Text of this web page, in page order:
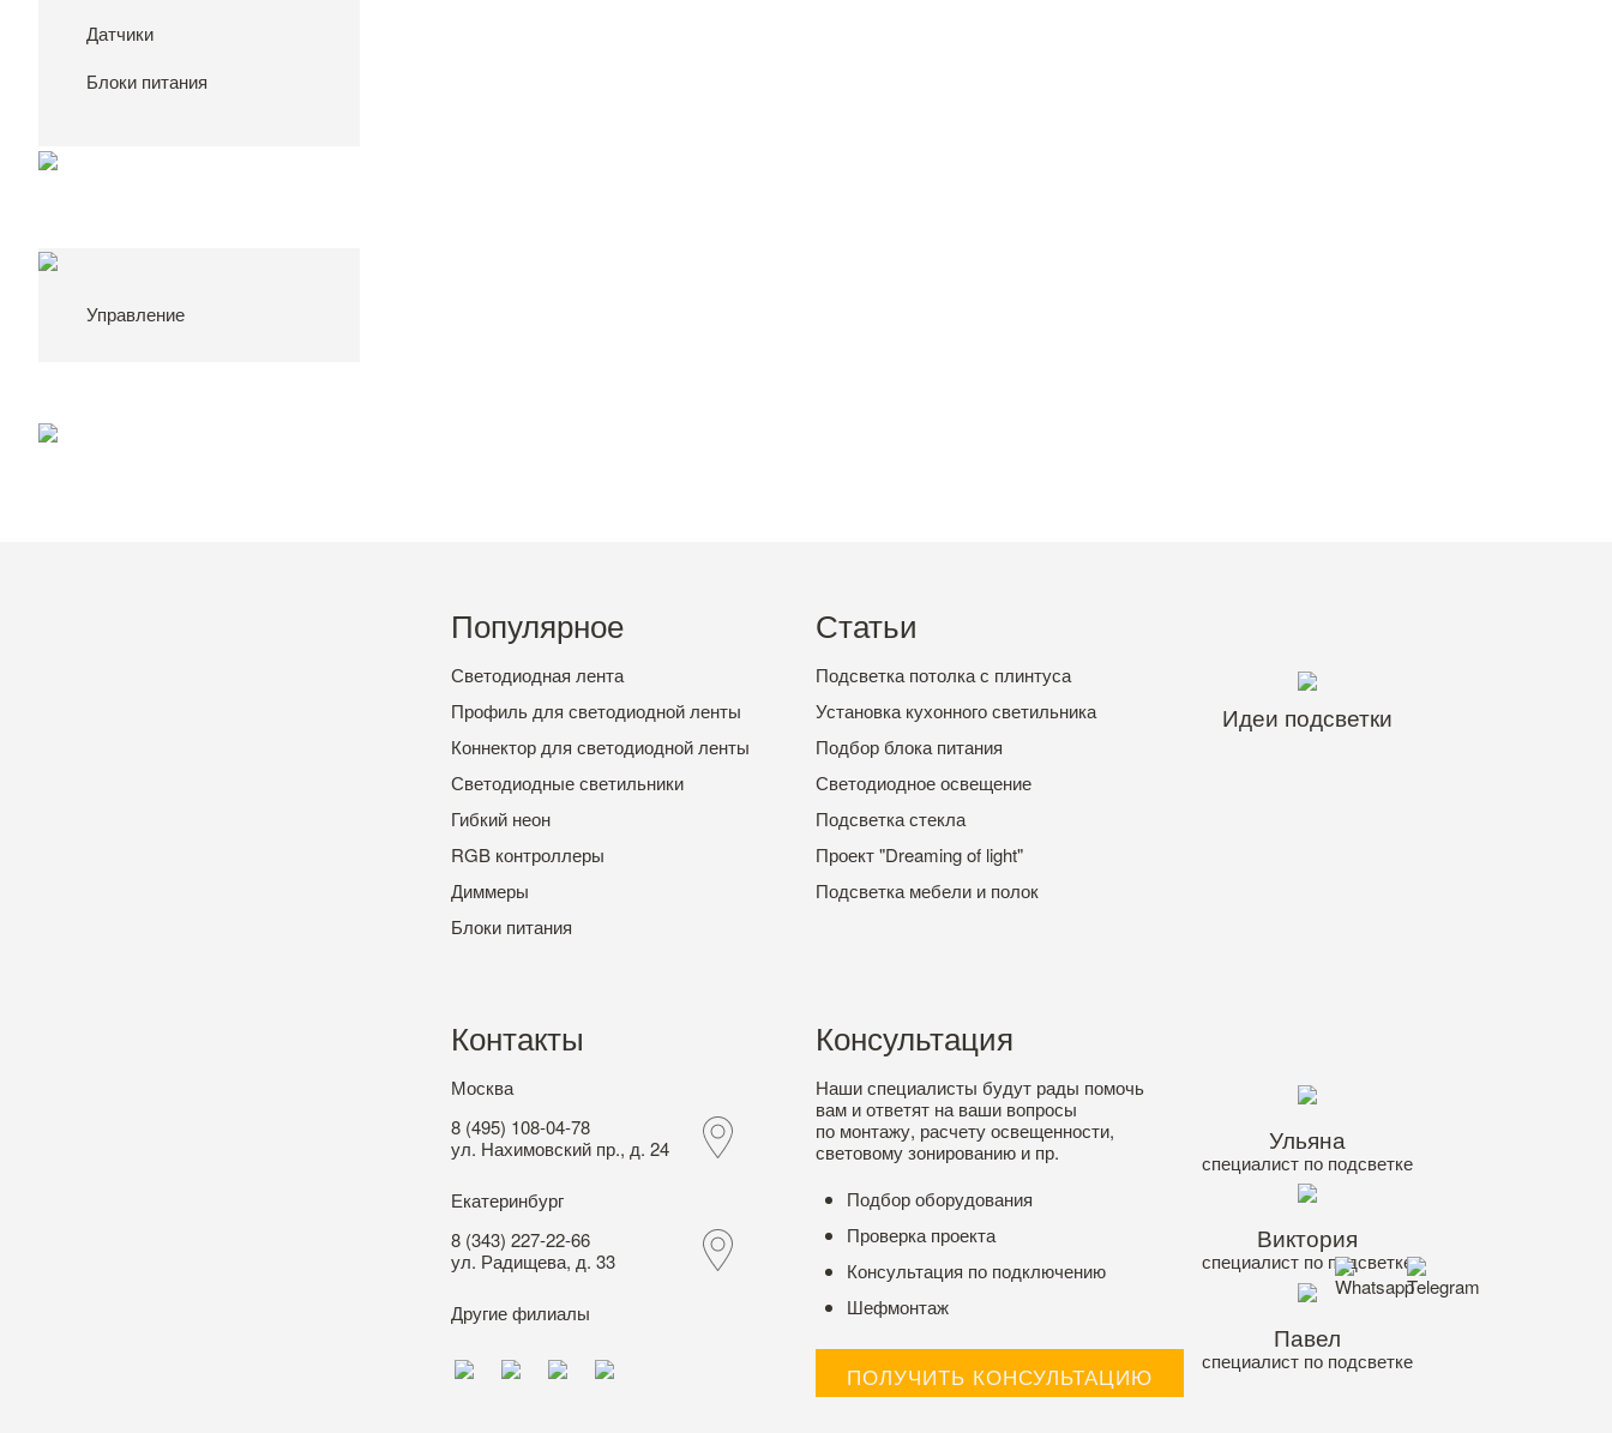
Датчики
Блоки питания
Управление
Популярное
Светодиодная лента
Профиль для светодиодной ленты
Коннектор для светодиодной ленты
Светодиодные светильники
Гибкий неон
RGB контроллеры
Диммеры
Блоки питания
Статьи
Подсветка потолка с плинтуса
Установка кухонного светильника
Подбор блока питания
Светодиодное освещение
Подсветка стекла
Проект "Dreaming of light"
Подсветка мебели и полок
Идеи подсветки
Контакты
Москва
8 (495) 108-04-78
ул. Нахимовский пр., д. 24
Екатеринбург
8 (343) 227-22-66
ул. Радищева, д. 33
Другие филиалы
Консультация
Наши специалисты будут рады помочь
вам и ответят на ваши вопросы
по монтажу, расчету освещенности,
световому зонированию и пр.
Подбор оборудования
Проверка проекта
Консультация по подключению
Шефмонтаж
ПОЛУЧИТЬ КОНСУЛЬТАЦИЮ
Ульяна
специалист по подсветке
Виктория
специалист по подсветке
Павел
специалист по подсветке